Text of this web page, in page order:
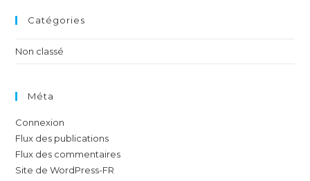
Catégories
Non classé
Méta
Connexion
Flux des publications
Flux des commentaires
Site de WordPress-FR